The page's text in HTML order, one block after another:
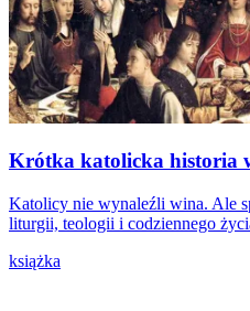
Krótka katolicka historia
Katolicy nie wynaleźli wina. Ale
liturgii, teologii i codziennego
książka